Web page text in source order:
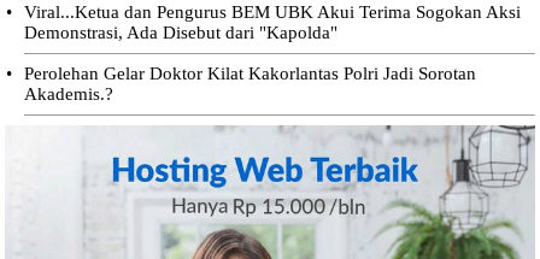
•
Viral...Ketua dan Pengurus BEM UBK Akui Terima Sogokan Aksi
Demonstrasi, Ada Disebut dari "Kapolda"
•
Perolehan Gelar Doktor Kilat Kakorlantas Polri Jadi Sorotan
Akademis.?